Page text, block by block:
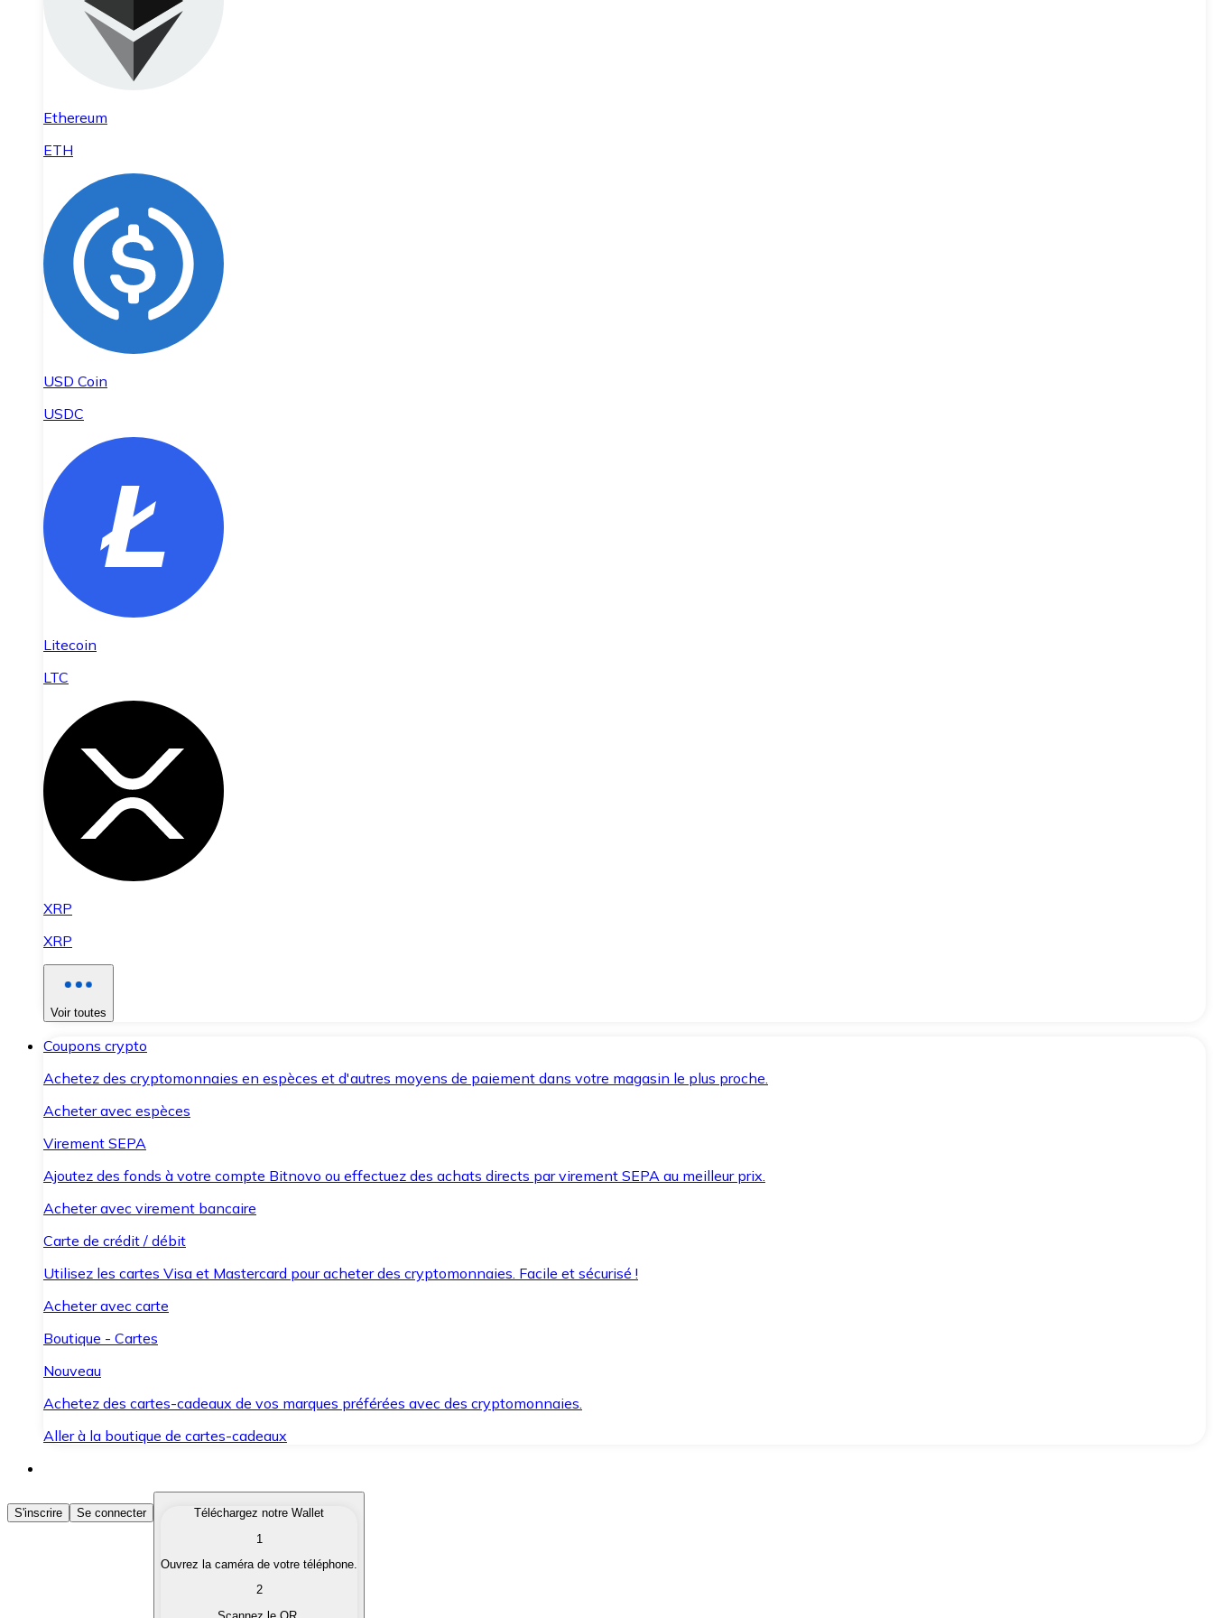
Ethereum
ETH
USD Coin
USDC
Litecoin
LTC
XRP
XRP
Voir toutes
Coupons crypto
Achetez des cryptomonnaies en espèces et d'autres moyens de paiement dans votre magasin le plus proche.
Acheter avec espèces
Virement SEPA
Ajoutez des fonds à votre compte Bitnovo ou effectuez des achats directs par virement SEPA au meilleur prix.
Acheter avec virement bancaire
Carte de crédit / débit
Utilisez les cartes Visa et Mastercard pour acheter des cryptomonnaies. Facile et sécurisé !
Acheter avec carte
Boutique - Cartes
Nouveau
Achetez des cartes-cadeaux de vos marques préférées avec des cryptomonnaies.
Aller à la boutique de cartes-cadeaux
Acheter des Cryptomonnaies
Achetez les cryptomonnaies qui vous intéressent rapidement et en toute sécurité.
Convertissez vos cryptomonnaies en monnaie fiduciaire lorsque vous en avez besoin.
S'inscrire Se connecter
Téléchargez notre Wallet
1
Ouvrez la caméra de votre téléphone.
2